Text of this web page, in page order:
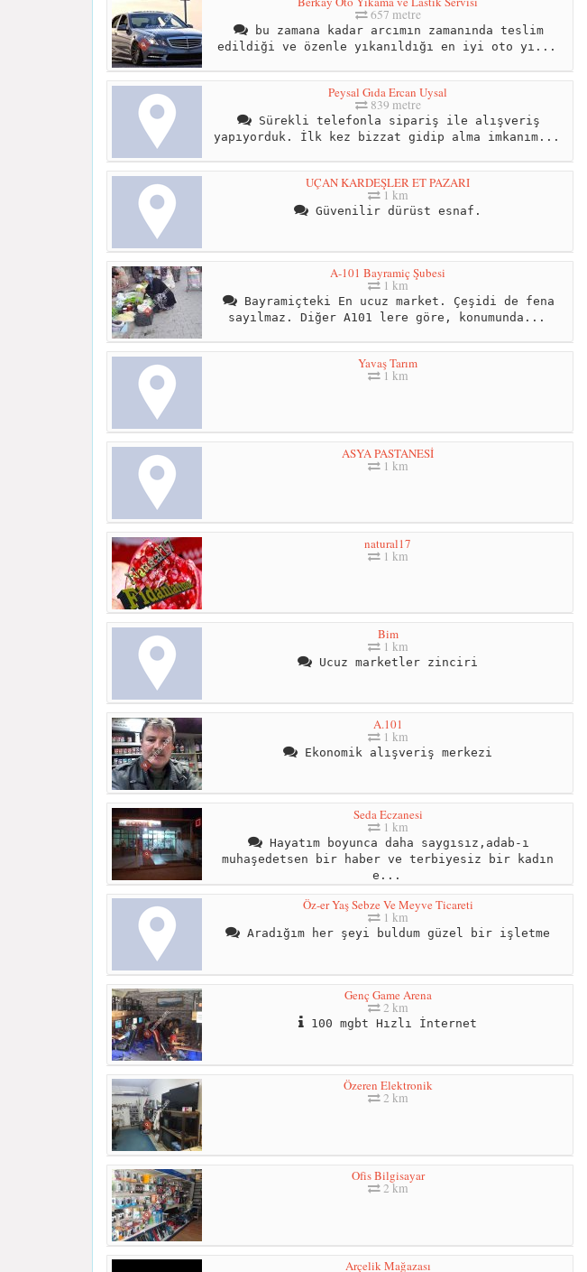
657 metre
bu zamana kadar arcımın zamanında teslim
edildiği ve özenle yıkanıldığı en iyi oto yı...
Peysal Gıda Ercan Uysal
839 metre
Sürekli telefonla sipariş ile alışveriş
yapıyorduk. İlk kez bizzat gidip alma imkanım...
UÇAN KARDEŞLER ET PAZARI
1 km
Güvenilir dürüst esnaf.
A-101 Bayramiç Şubesi
1 km
Bayramiçteki En ucuz market. Çeşidi de fena
sayılmaz. Diğer A101 lere göre, konumunda...
Yavaş Tarım
1 km
ASYA PASTANESİ
1 km
natural17
1 km
Bim
1 km
Ucuz marketler zinciri
A.101
1 km
Ekonomik alışveriş merkezi
Seda Eczanesi
1 km
Hayatım boyunca daha saygısız,adab-ı
muhaşedetsen bir haber ve terbiyesiz bir kadın
e...
Öz-er Yaş Sebze Ve Meyve Ticareti
1 km
Aradığım her şeyi buldum güzel bir işletme
Genç Game Arena
2 km
100 mgbt Hızlı İnternet
Özeren Elektronik
2 km
Ofis Bilgisayar
2 km
Arçelik Mağazası